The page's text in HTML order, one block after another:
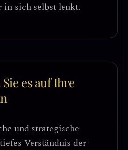
in sich selbst lenkt.
Sie es auf Ihre
und strategische
Verständnis der